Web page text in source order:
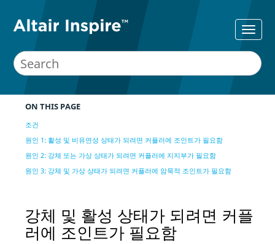
ON THIS PAGE
조건
원인 1: 활성 및 비유연성 상태가 되려면 커플러에 조인트가 필요함
원인 2: 강체 또는 가상 상태가 되려면 커플러에 지지부가 필요함
원인 3: 강체 및 가상 상태가 되려면 커플러에 암묵적 조인트가 필요함
강체 및 활성 상태가 되려면 커플
러에 조인트가 필요함